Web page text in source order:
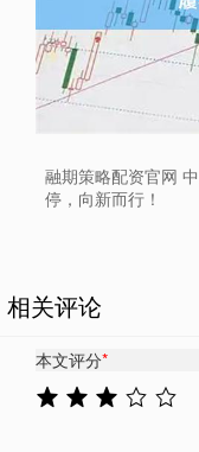
融期策略配资官网
停，向新而行！
相关评论
本文评分*